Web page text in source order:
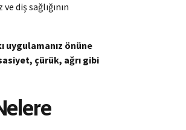
diş sağlığının
uygulamanız önüne
çürük, ağrı gibi